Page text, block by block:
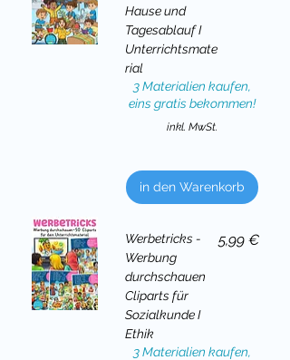
Hause und
Tagesablauf I
Unterrichtsmate
rial
3 Materialien kaufen,
eins gratis bekommen!
inkl. MwSt.
in den Warenkorb
Werbetricks -
Werbung
durchschauen
Cliparts für
Sozialkunde I
Ethik
Preis
5,99 €
3 Materialien kaufen,